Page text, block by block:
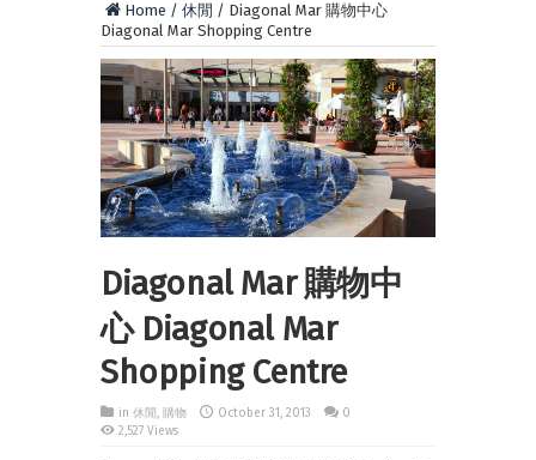
Home / 休閒 / Diagonal Mar 購物中心
Diagonal Mar Shopping Centre
Diagonal Mar 購物中
心 Diagonal Mar
Shopping Centre
in 休閒 , 購物 October 31, 2013
0
2,527 Views